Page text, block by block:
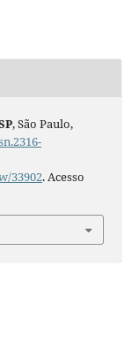
, São Paulo,
33902. Acesso